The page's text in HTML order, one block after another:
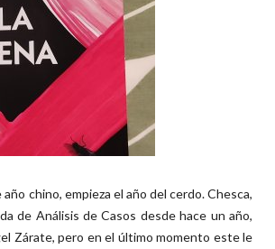
chino, empieza el año del cerdo. Chesca,
de Análisis de Casos desde hace un año,
Zárate, pero en el último momento este le